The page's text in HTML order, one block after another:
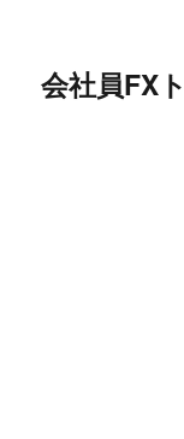
会社員FX